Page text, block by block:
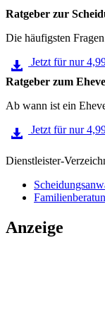
Ratgeber zur
Die häufigsten
Jetzt für nur
Ratgeber zum
Ab wann ist ein
Jetzt für nur
Dienstleister-
Anzeige